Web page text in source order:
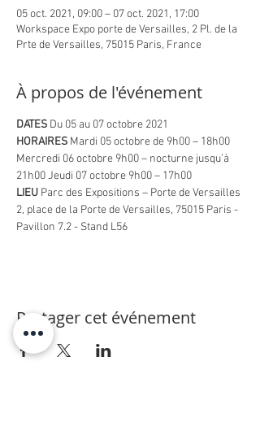
05 oct. 2021, 09:00 – 07 oct. 2021, 17:00
Workspace Expo porte de Versailles, 2 Pl. de la
Prte de Versailles, 75015 Paris, France
À propos de l'événement
DATES Du 05 au 07 octobre 2021
HORAIRES Mardi 05 octobre de 9h00 – 18h00
Mercredi 06 octobre 9h00 – nocturne jusqu’à
21h00 Jeudi 07 octobre 9h00 – 17h00
LIEU Parc des Expositions – Porte de Versailles
2, place de la Porte de Versailles, 75015 Paris -
Pavillon 7.2 - Stand L56
Partager cet événement